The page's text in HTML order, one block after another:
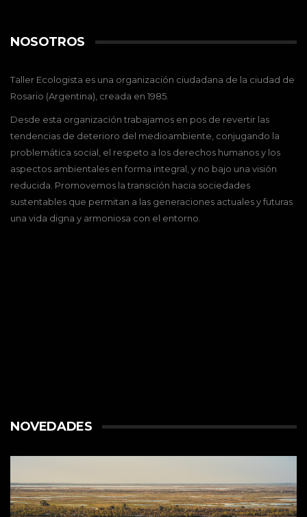
NOSOTROS
Taller Ecologista es una organización ciudadana de la ciudad de
Rosario (Argentina), creada en 1985.
Desde esta organización trabajamos en pos de revertir las
tendencias de deterioro del medioambiente, conjugando la
problemática social, el respeto a los derechos humanos y los
aspectos ambientales en forma integral, y no bajo una visión
reducida. Promovemos la transición hacia sociedades
sustentables que permitan a las generaciones actuales y futuras
una vida digna y armoniosa con el entorno.
NOVEDADES